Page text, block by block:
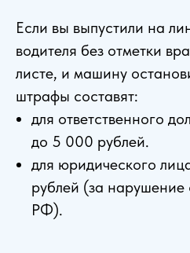
Если вы выпустили на
водителя без отметки
листе, и машину
штрафы составят:
для ответственного
до 5 000 рублей.
для юридического
рублей (за нарушение
РФ).